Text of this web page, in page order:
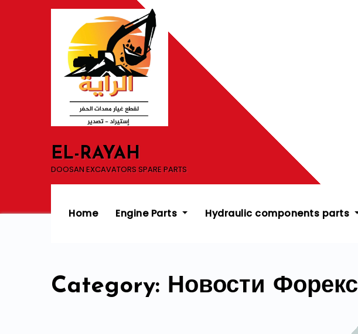
EL-RAYAH
DOOSAN EXCAVATORS SPARE PARTS
Home Engine Parts Hydraulic components parts
Category: Новости Форекс